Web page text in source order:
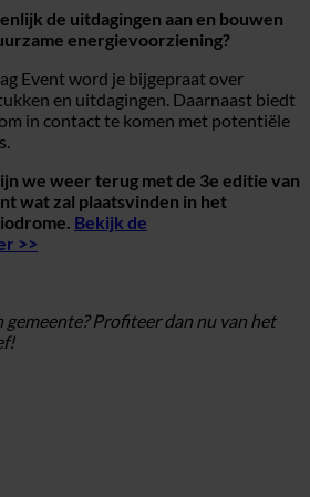
de uitdagingen aan en bouwen
energievoorziening?
Event word je bijgepraat over
en uitdagingen. Daarnaast biedt
in contact te komen met potentiële
we weer terug met de 3e editie van
wat zal plaatsvinden in het
Bekijk de
>>
gemeente? Profiteer dan nu van het